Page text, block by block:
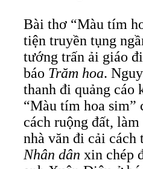
Bài thơ “Màu tím
tiện truyền tụng
tướng trấn ải giáo
báo Trăm hoa.
thanh đi quảng
“Màu tím hoa sim”
cách ruộng đất,
nhà văn đi cải cách
Nhân dân xin chép